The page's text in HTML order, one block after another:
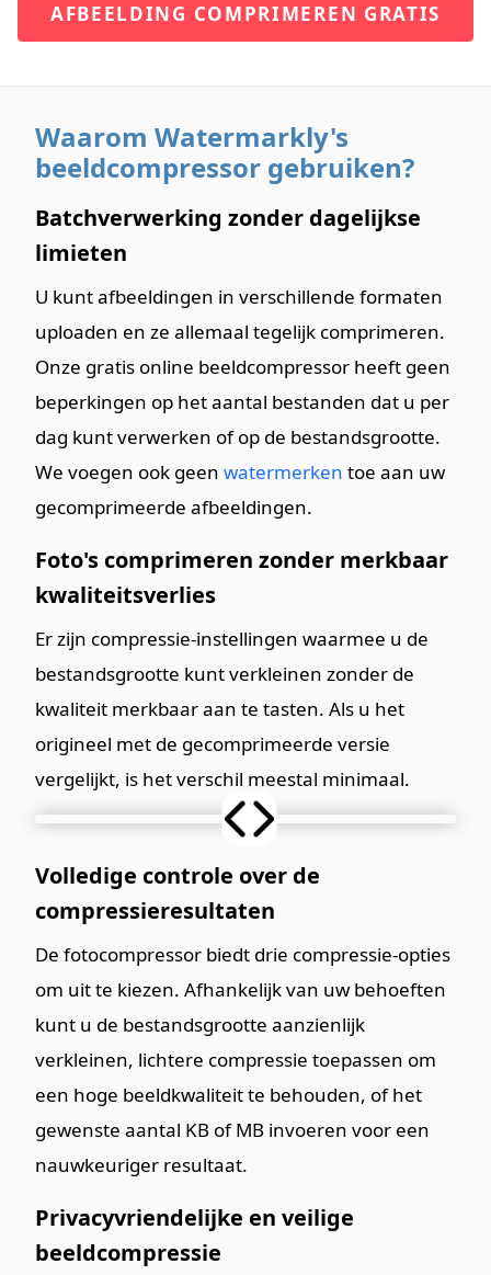
AFBEELDING COMPRIMEREN GRATIS
Waarom Watermarkly's
beeldcompressor gebruiken?
Batchverwerking zonder dagelijkse
limieten
U kunt afbeeldingen in verschillende formaten
uploaden en ze allemaal tegelijk comprimeren.
Onze gratis online beeldcompressor heeft geen
beperkingen op het aantal bestanden dat u per
dag kunt verwerken of op de bestandsgrootte.
We voegen ook geen watermerken toe aan uw
gecomprimeerde afbeeldingen.
Foto's comprimeren zonder merkbaar
kwaliteitsverlies
Er zijn compressie-instellingen waarmee u de
bestandsgrootte kunt verkleinen zonder de
kwaliteit merkbaar aan te tasten. Als u het
origineel met de gecomprimeerde versie
vergelijkt, is het verschil meestal minimaal.
Volledige controle over de
compressieresultaten
De fotocompressor biedt drie compressie-opties
om uit te kiezen. Afhankelijk van uw behoeften
kunt u de bestandsgrootte aanzienlijk
verkleinen, lichtere compressie toepassen om
een hoge beeldkwaliteit te behouden, of het
gewenste aantal KB of MB invoeren voor een
nauwkeuriger resultaat.
Privacyvriendelijke en veilige
beeldcompressie